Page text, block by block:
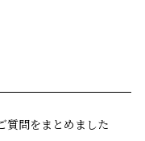
質問をまとめました